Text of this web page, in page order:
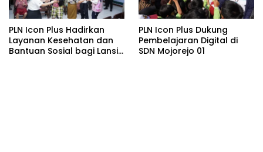
PLN Icon Plus Hadirkan
Layanan Kesehatan dan
Bantuan Sosial bagi Lansia
PLN Icon Plus Dukung
Pembelajaran Digital di
SDN Mojorejo 01